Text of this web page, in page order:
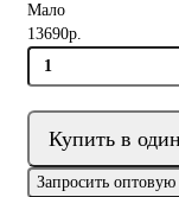
Мало
13690р.
Купить в
Запросить